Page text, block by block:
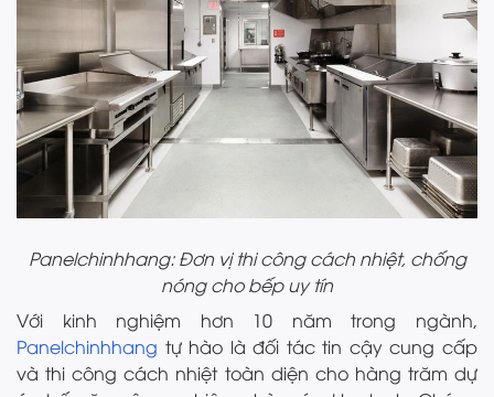
Panelchinhhang: Đơn vị thi công cách nhiệt, chống
nóng cho bếp uy tín
Với kinh nghiệm hơn 10 năm trong ngành,
Panelchinhhang tự hào là đối tác tin cậy cung cấp
và thi công cách nhiệt toàn diện cho hàng trăm dự